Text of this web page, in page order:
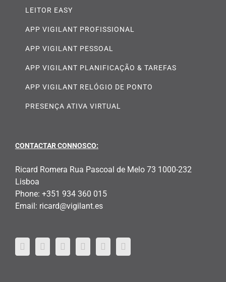
LEITOR EASY
APP VIGILANT PROFISSIONAL
APP VIGILANT PESSOAL
APP VIGILANT PLANIFICAÇÃO & TAREFAS
APP VIGILANT RELÓGIO DE PONTO
PRESENÇA ATIVA VIRTUAL
CONTACTAR CONNOSCO:
Ricard Romera Rua Pascoal de Melo 73 1000-232
Lisboa
Phone: +351 934 360 015
Email: ricard@vigilant.es